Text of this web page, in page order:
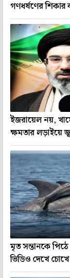
গণধর্ষণের শিকার
ইজরায়েল নয়,
ক্ষমতার লড়াইয়ে
মৃত সন্তানকে
ভিডিও দেখে